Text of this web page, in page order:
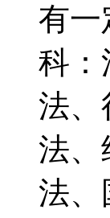
有
科
法、
法、
法